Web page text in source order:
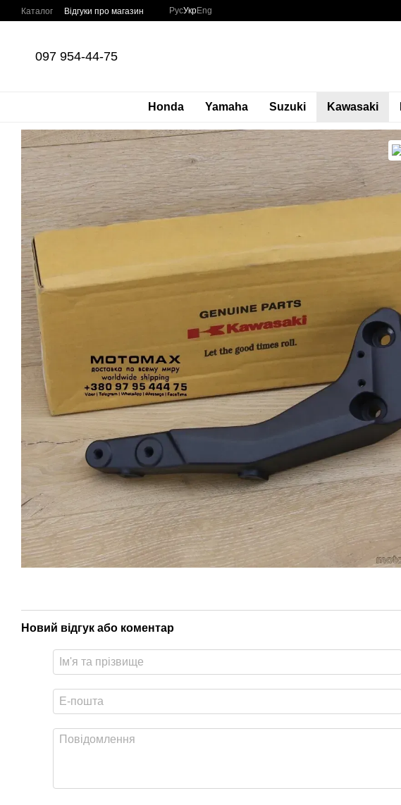
Перейти до основного контенту
Каталог Відгуки про магазин РусУкрEng
097 954-44-75
Honda Yamaha Suzuki Kawasaki
Новий відгук або коментар